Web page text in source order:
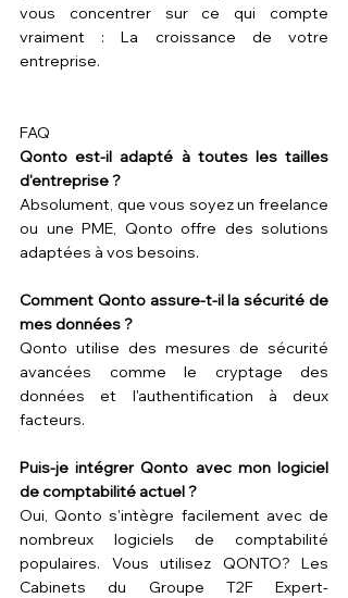
vous concentrer sur ce qui compte
vraiment : La croissance de votre
entreprise.
FAQ
Qonto est-il adapté à toutes les tailles
d'entreprise ?
Absolument, que vous soyez un freelance
ou une PME, Qonto offre des solutions
adaptées à vos besoins.
Comment Qonto assure-t-il la sécurité de
mes données ?
Qonto utilise des mesures de sécurité
avancées comme le cryptage des
données et l'authentification à deux
facteurs.
Puis-je intégrer Qonto avec mon logiciel
de comptabilité actuel ?
Oui, Qonto s'intègre facilement avec de
nombreux logiciels de comptabilité
populaires. Vous utilisez QONTO? Les
Cabinets du Groupe T2F Expert-